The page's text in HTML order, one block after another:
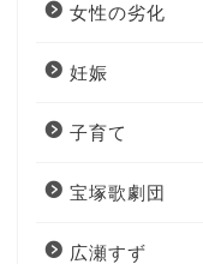
女性の劣化
妊娠
子育て
宝塚歌劇団
広瀬すず